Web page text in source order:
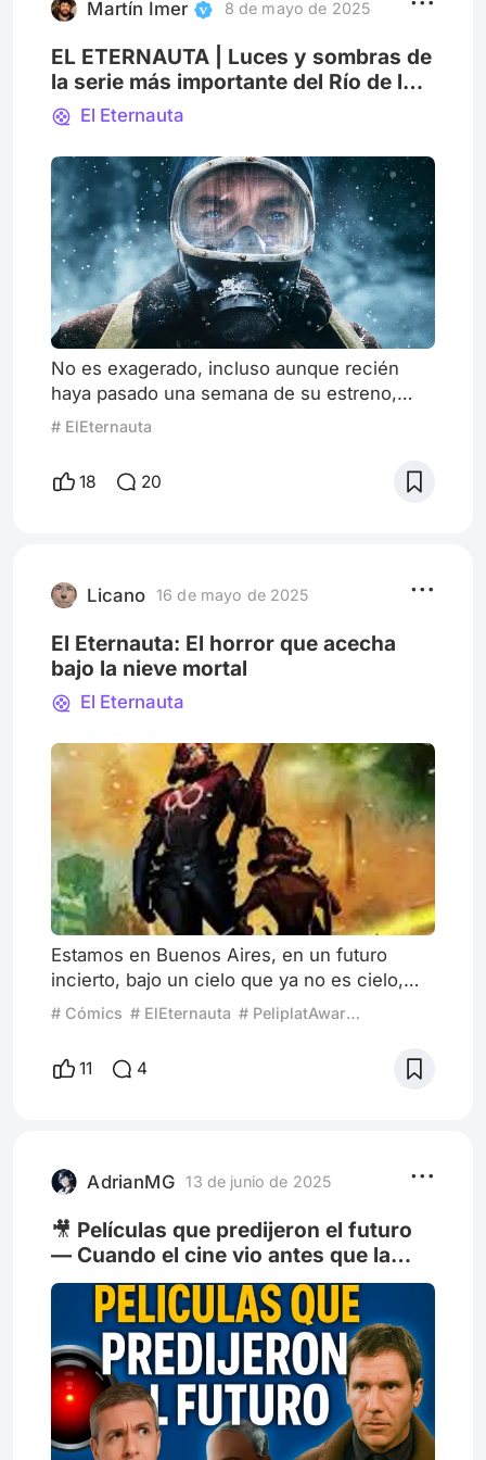
que vendrían después. H
Martín Imer 8 de mayo de 2025
EL ETERNAUTA | Luces y sombras de
la serie más importante del Río de la
PlataEl Eternauta
No es exagerado, incluso aunque recién
haya pasado una semana de su estreno,
afirmar que uno de los impactos culturales
el estreno en Netflix de El eternauta, primera
adaptación de la mítica historieta argentina
del streamer en va
# ElEternauta
18 20
Licano 16 de mayo de 2025
El Eternauta: El horror que acecha
bajo la nieve mortal
El Eternauta
Estamos en Buenos Aires, en un futuro
incierto, bajo un cielo que ya no es cielo,
sino un manto de nieve venenosa que cae
parece, porque la oscuridad se ha tragado la
ciudad. Juan Salvo, el Eternauta, se arrastra
Elena, Martita— a
# Cómics # ElEternauta # PeliplatAwards2025
11 4
AdrianMG 13 de junio de 2025
🎥 Películas que predijeron el futuro
— Cuando el cine vio antes que la
ciencia